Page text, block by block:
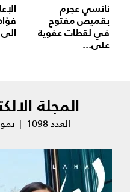
نانسي عجرم
بقميص مفتوح
في لقطات عفوية
على...
المجلة
العدد 1098 | تموز 2026